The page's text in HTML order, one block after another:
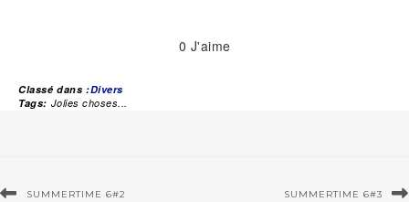
0 J'aime
Classé dans :Divers
Tags: Jolies choses...
SUMMERTIME 6#2 SUMMERTIME 6#3